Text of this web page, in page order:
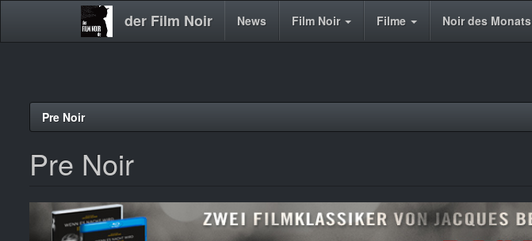
der Film Noir
Main News Film Noir Filme Noir des Monats
Pre Noir
Pre Noir